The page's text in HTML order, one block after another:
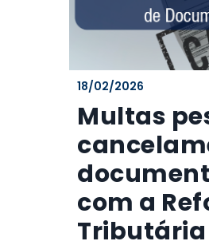
18/02/2026
Multas
com a
Tributária